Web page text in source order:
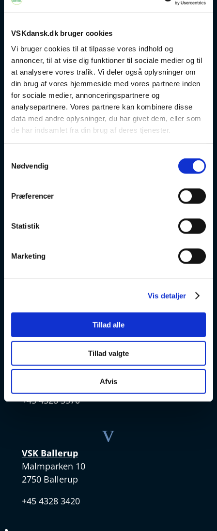
VSKdansk.dk bruger cookies
Vi bruger cookies til at tilpasse vores indhold og
annoncer, til at vise dig funktioner til sociale medier og til
at analysere vores trafik. Vi deler også oplysninger om
din brug af vores hjemmeside med vores partnere inden
for sociale medier, annonceringspartnere og
analysepartnere. Vores partnere kan kombinere disse
data med andre oplysninger, du har givet dem, eller som
de har indsamlet fra din brug af deres tjenester.
Nødvendig
Præferencer
Statistik
Marketing
Vis detaljer
Tillad alle
Tillad valgte
Afvis
+45 4328 3500
sprogcenter@brondby.dk
VSK Corporate
Danskuddannelse
FVU
Særlige kurser
Prøver
Om os
VSK Glostrup
2600 Glostrup
v
Skøjtevej 27
+45 4328 3570
v
VSK Ballerup
Malmparken 10
2750 Ballerup
+45 4328 3420